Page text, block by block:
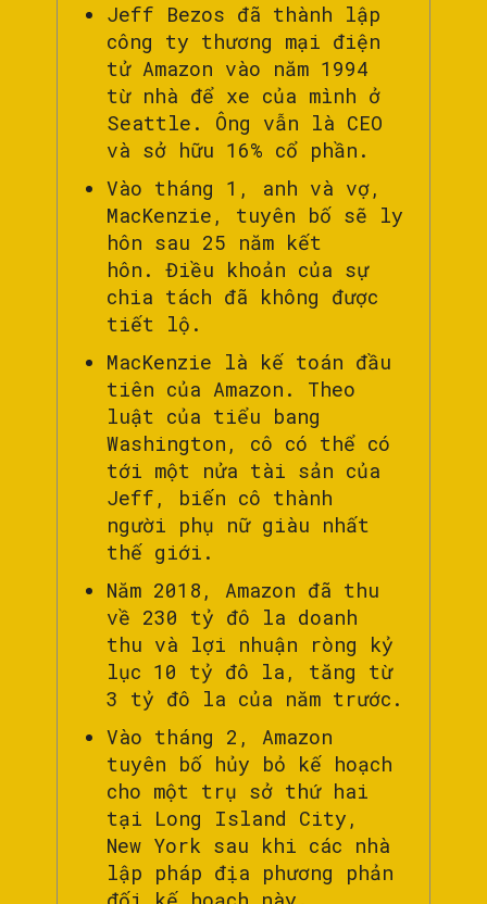
Jeff Bezos đã thành lập
công ty thương mại điện
tử Amazon vào năm 1994
từ nhà để xe của mình ở
Seattle. Ông vẫn là CEO
và sở hữu 16% cổ phần.
Vào tháng 1, anh và vợ,
MacKenzie, tuyên bố sẽ ly
hôn sau 25 năm kết
hôn. Điều khoản của sự
chia tách đã không được
tiết lộ.
MacKenzie là kế toán đầu
tiên của Amazon. Theo
luật của tiểu bang
Washington, cô có thể có
tới một nửa tài sản của
Jeff, biến cô thành
người phụ nữ giàu nhất
thế giới.
Năm 2018, Amazon đã thu
về 230 tỷ đô la doanh
thu và lợi nhuận ròng kỷ
lục 10 tỷ đô la, tăng từ
3 tỷ đô la của năm trước.
Vào tháng 2, Amazon
tuyên bố hủy bỏ kế hoạch
cho một trụ sở thứ hai
tại Long Island City,
New York sau khi các nhà
lập pháp địa phương phản